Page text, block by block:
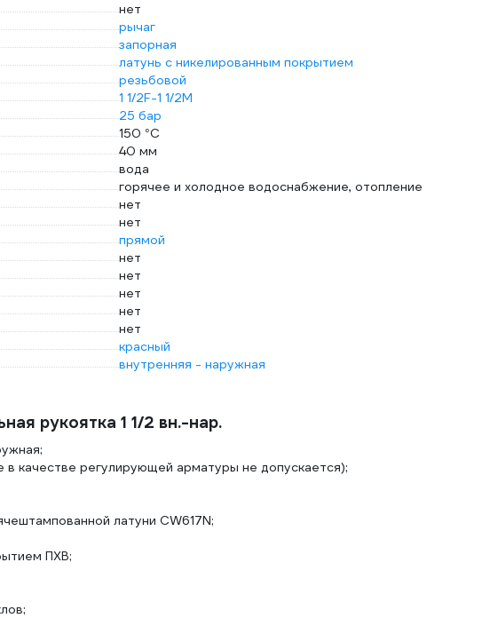
нет
рычаг
запорная
латунь с никелированным покрытием
резьбовой
1 1/2F-1 1/2M
25 бар
150 °С
40 мм
вода
горячее и холодное водоснабжение, отопление
нет
нет
прямой
нет
нет
нет
нет
нет
красный
внутренняя - наружная
рукоятка 1 1/2 вн.-нар.
в качестве регулирующей арматуры не допускается);
латуни CW617N;
ПХВ;